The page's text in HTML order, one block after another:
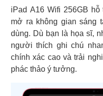
iPad A16 Wifi 256GB
mở ra không gian sáng
dùng. Dù bạn là họa sĩ,
người thích ghi chú
chính xác cao và trải
phác thảo ý tưởng.